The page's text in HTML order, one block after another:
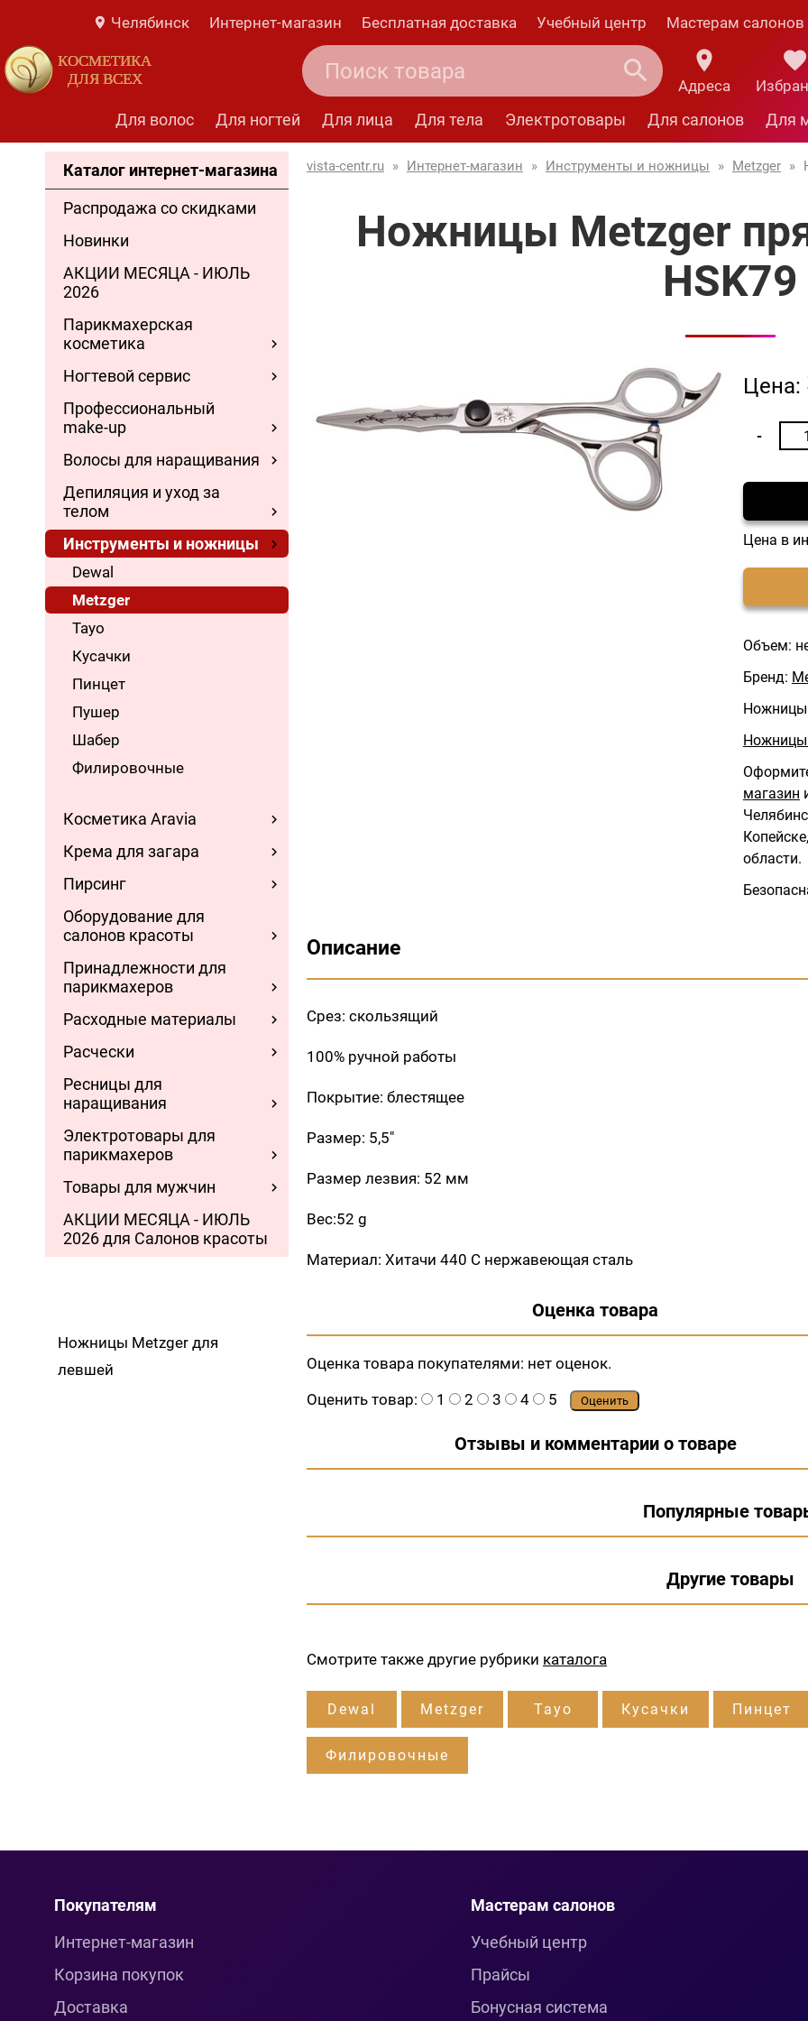
Челябинск Интернет-магазин Бесплатная доставка Учебный центр Мастерам салонов
КОСМЕТИКА
ДЛЯ ВСЕХ
Адреса
Для волос Для ногтей Для лица Для тела Электротовары Для салонов Для
Каталог интернет-магазина
Распродажа со скидками
Новинки
АКЦИИ МЕСЯЦА - ИЮЛЬ
2026
Парикмахерская
косметика
Ногтевой сервис
Профессиональный
make-up
Волосы для наращивания
Депиляция и уход за
телом
Инструменты и ножницы
Dewal
Metzger
Tayo
Кусачки
Пинцет
Пушер
Шабер
Филировочные
Косметика Aravia
Крема для загара
Пирсинг
Оборудование для
салонов красоты
Принадлежности для
парикмахеров
Расходные материалы
Расчески
Ресницы для
наращивания
Электротовары для
парикмахеров
Товары для мужчин
АКЦИИ МЕСЯЦА - ИЮЛЬ
2026 для Салонов красоты
Ножницы Metzger для
левшей
vista-centr.ru » Интернет-магазин » Инструменты и ножницы » Metzger »
Ножницы Metzger
HSK79
Цена:
Цена в
Объем:
Бренд:
Ножницы
Ножницы
магазин
области.
Описание
Срез: скользящий
100% ручной работы
Покрытие: блестящее
Размер: 5,5"
Размер лезвия: 52 мм
Вес:52 g
Материал: Хитачи 440 C нержавеющая сталь
Оценка товара
Оценка товара покупателями: нет оценок.
Оценить товар:
1 2 3 4 5 Оценить
Отзывы и комментарии о товаре
Популярные
Другие товары
Смотрите также другие рубрики каталога
Dewal Metzger Tayo Кусачки Пинцет
Филировочные
Покупателям
Интернет-магазин
Корзина покупок
Доставка
Мастерам салонов
Учебный центр
Прайсы
Бонусная система